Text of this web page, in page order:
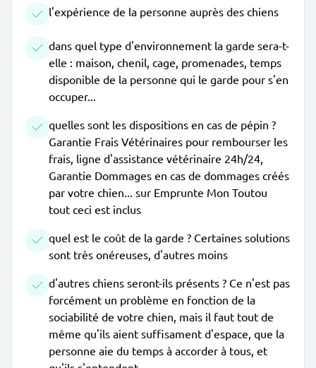
l'expérience de la personne auprès des chiens
dans quel type d'environnement la garde sera-t-
elle : maison, chenil, cage, promenades, temps
disponible de la personne qui le garde pour s'en
occuper...
quelles sont les dispositions en cas de pépin ?
Garantie Frais Vétérinaires pour rembourser les
frais, ligne d'assistance vétérinaire 24h/24,
Garantie Dommages en cas de dommages créés
par votre chien... sur Emprunte Mon Toutou
tout ceci est inclus
quel est le coût de la garde ? Certaines solutions
sont très onéreuses, d'autres moins
d'autres chiens seront-ils présents ? Ce n'est pas
forcément un problème en fonction de la
sociabilité de votre chien, mais il faut tout de
même qu'ils aient suffisament d'espace, que la
personne aie du temps à accorder à tous, et